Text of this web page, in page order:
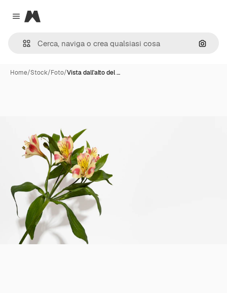
Close menu
Magnific
Cerca
Home/Stock/Foto/Vista dall'alto del …